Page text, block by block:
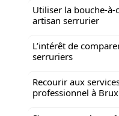
Utiliser la bouche-
artisan serrurier
L’intérêt de
serruriers
Recourir aux
professionnel à